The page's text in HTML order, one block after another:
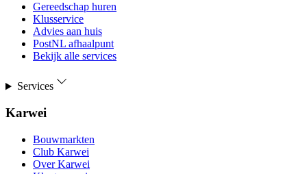
Gereedschap huren
Klusservice
Advies aan huis
PostNL afhaalpunt
Bekijk alle services
Services
Karwei
Bouwmarkten
Club Karwei
Over Karwei